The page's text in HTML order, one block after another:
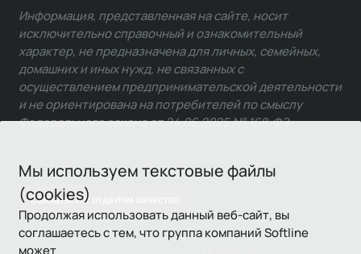
Мы используем текстовые файлы
(cookies)
Продолжая использовать данный веб-сайт, вы
соглашаетесь с тем, что группа компаний Softline
может
Связаться с отделом качества
Информация, представленная на сайте, носит
исключительно справочный и ознакомительный
характер, не предназначена для личных, семейных,
домашних и иных нужд, не связанных с
осуществлением предпринимательской деятельности
и не ориентирована на потребителей по смыслу
Федерального закона от 24.06.2025 № 168-ФЗ.